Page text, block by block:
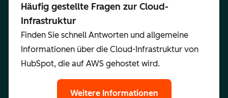
Häufig gestellte Fragen zur Cloud-
Infrastruktur
Finden Sie schnell Antworten und allgemeine
Informationen über die Cloud-Infrastruktur von
HubSpot, die auf AWS gehostet wird.
Weitere Informationen